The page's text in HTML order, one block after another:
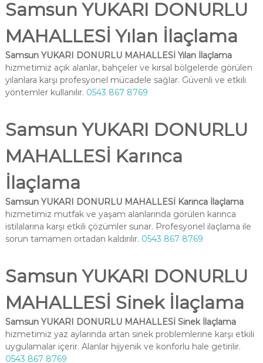
Samsun YUKARI DONURLU
MAHALLESİ Yılan İlaçlama
Samsun YUKARI DONURLU MAHALLESİ Yılan İlaçlama
hizmetimiz açık alanlar, bahçeler ve kırsal bölgelerde görülen
yılanlara karşı profesyonel mücadele sağlar. Güvenli ve etkili
yöntemler kullanılır. 0543 867 8769
Samsun YUKARI DONURLU
MAHALLESİ Karınca
İlaçlama
Samsun YUKARI DONURLU MAHALLESİ Karınca İlaçlama
hizmetimiz mutfak ve yaşam alanlarında görülen karınca
istilalarına karşı etkili çözümler sunar. Profesyonel ilaçlama ile
sorun tamamen ortadan kaldırılır. 0543 867 8769
Samsun YUKARI DONURLU
MAHALLESİ Sinek İlaçlama
Samsun YUKARI DONURLU MAHALLESİ Sinek İlaçlama
hizmetimiz yaz aylarında artan sinek problemlerine karşı etkili
uygulamalar içerir. Alanlar hijyenik ve konforlu hale getirilir.
0543 867 8769